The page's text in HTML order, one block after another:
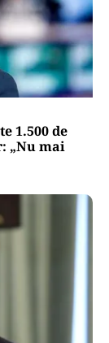
1.500 de
„Nu mai